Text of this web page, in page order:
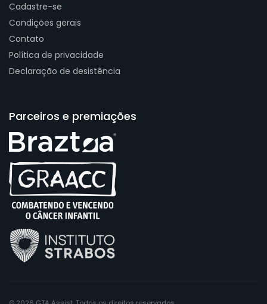
Cadastre-se
Condições gerais
Contato
Política de privacidade
Declaração de desistência
Parceiros e premiações